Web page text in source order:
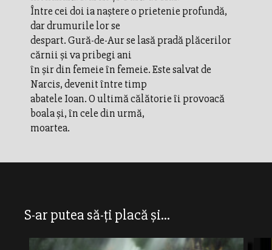
Între cei doi ia naştere o prietenie profundă,
dar drumurile lor se
despart. Gură-de-Aur se lasă pradă plăcerilor
cărnii şi va pribegi ani
în şir din femeie în femeie. Este salvat de
Narcis, devenit între timp
abatele Ioan. O ultimă călătorie îi provoacă
boala şi, în cele din urmă,
moartea.
S-ar putea să-ți placă și...